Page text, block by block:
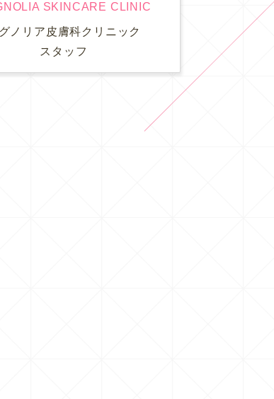
SKINCARE CLINIC
ノリア皮膚科クリニック
スタッフ